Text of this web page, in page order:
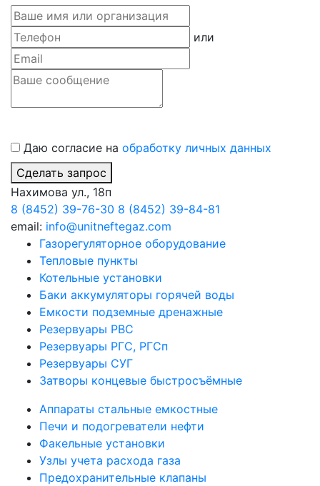
или
Даю согласие на обработку личных данных
Сделать запрос
Нахимова ул., 18п
8 (8452) 39-76-30 8 (8452) 39-84-81
email: info@unitneftegaz.com
Газорегуляторное оборудование
Тепловые пункты
Котельные установки
Баки аккумуляторы горячей воды
Емкости подземные дренажные
Резервуары РВС
Резервуары РГС, РГСп
Резервуары СУГ
Затворы концевые быстросъёмные
Аппараты стальные емкостные
Печи и подогреватели нефти
Факельные установки
Узлы учета расхода газа
Предохранительные клапаны